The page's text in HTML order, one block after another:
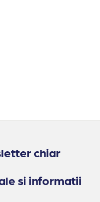
chiar
si informatii